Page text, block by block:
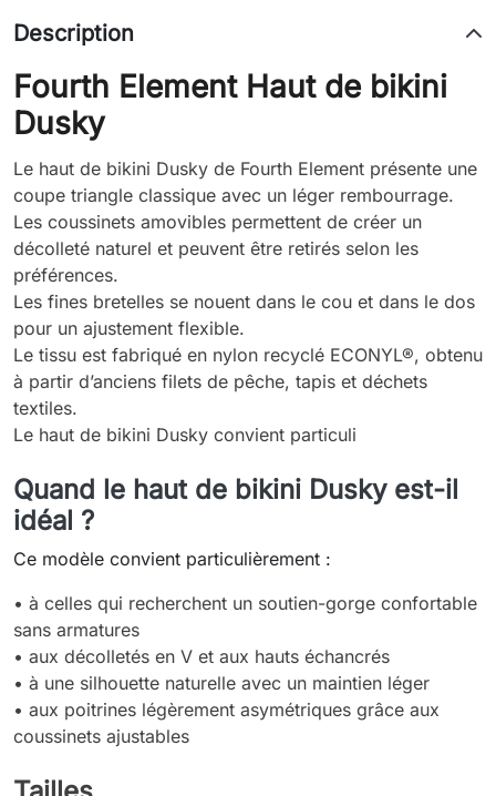
Description
Fourth Element Haut de bikini
Dusky
Le haut de bikini Dusky de Fourth Element présente une
coupe triangle classique avec un léger rembourrage.
Les coussinets amovibles permettent de créer un
décolleté naturel et peuvent être retirés selon les
préférences.
Les fines bretelles se nouent dans le cou et dans le dos
pour un ajustement flexible.
Le tissu est fabriqué en nylon recyclé ECONYL®, obtenu
à partir d’anciens filets de pêche, tapis et déchets
textiles.
Le haut de bikini Dusky convient particuli
Quand le haut de bikini Dusky est-il
idéal ?
Ce modèle convient particulièrement :
• à celles qui recherchent un soutien-gorge confortable
sans armatures
• aux décolletés en V et aux hauts échancrés
• à une silhouette naturelle avec un maintien léger
• aux poitrines légèrement asymétriques grâce aux
coussinets ajustables